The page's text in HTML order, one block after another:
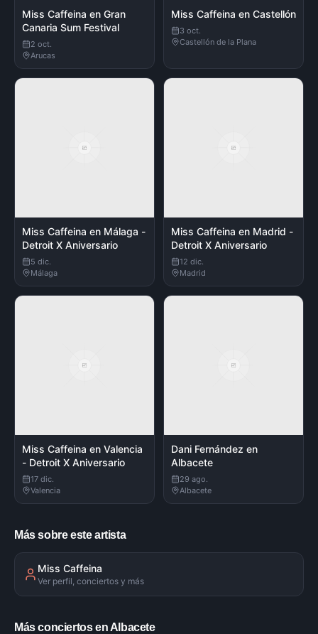
Miss Caffeina en Gran
Canaria Sum Festival
2 oct.
Arucas
Miss Caffeina en Castellón
3 oct.
Castellón de la Plana
Miss Caffeina en Málaga -
Detroit X Aniversario
5 dic.
Málaga
Miss Caffeina en Madrid -
Detroit X Aniversario
12 dic.
Madrid
Miss Caffeina en Valencia
- Detroit X Aniversario
17 dic.
Valencia
Dani Fernández en
Albacete
29 ago.
Albacete
Más sobre este artista
Miss Caffeina
Ver perfil, conciertos y más
Más conciertos en Albacete